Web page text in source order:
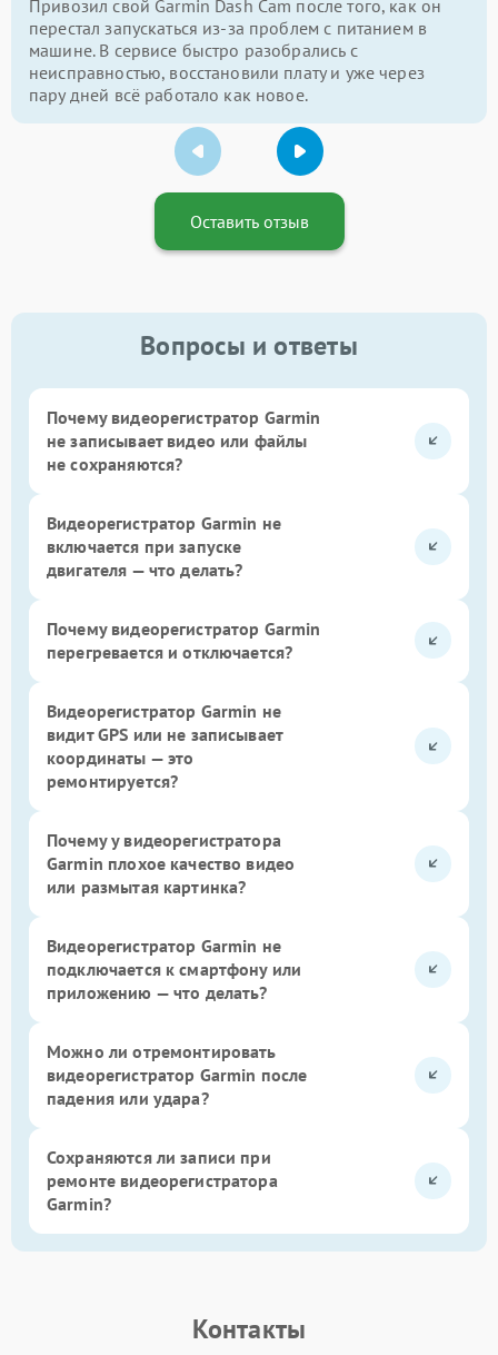
Привозил свой Garmin Dash Cam после того, как он
перестал запускаться из-за проблем с питанием в
машине. В сервисе быстро разобрались с
неисправностью, восстановили плату и уже через
пару дней всё работало как новое.
Оставить отзыв
Вопросы и ответы
Почему видеорегистратор Garmin
не записывает видео или файлы
не сохраняются?
Видеорегистратор Garmin не
включается при запуске
двигателя — что делать?
Почему видеорегистратор Garmin
перегревается и отключается?
Видеорегистратор Garmin не
видит GPS или не записывает
координаты — это
ремонтируется?
Почему у видеорегистратора
Garmin плохое качество видео
или размытая картинка?
Видеорегистратор Garmin не
подключается к смартфону или
приложению — что делать?
Можно ли отремонтировать
видеорегистратор Garmin после
падения или удара?
Сохраняются ли записи при
ремонте видеорегистратора
Garmin?
Контакты